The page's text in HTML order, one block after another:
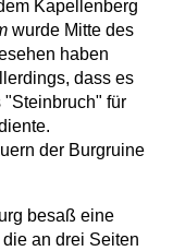
Kapellenberg
wurde Mitte des
haben
dass es
"Steinbruch" für
der Burgruine
besaß eine
an drei Seiten